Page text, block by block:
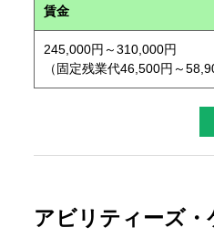
賃金
245,000円～310,000円
（固定残業代46,500円～
アビリティーズ